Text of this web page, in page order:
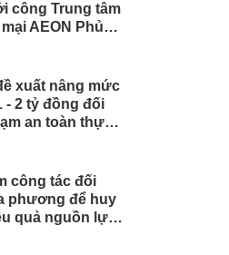
công Trung tâm
AEON Phủ
xuất nâng mức
- 2 tỷ đồng đối
an toàn thực
công tác đối
phương để huy
quả nguồn lực